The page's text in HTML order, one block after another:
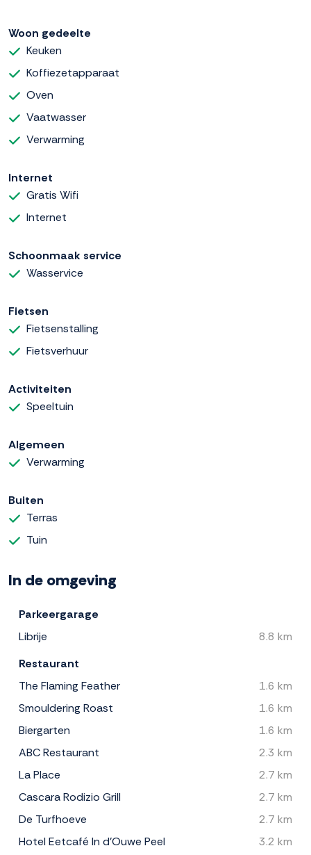
Woon gedeelte
Keuken
Koffiezetapparaat
Oven
Vaatwasser
Verwarming
Internet
Gratis Wifi
Internet
Schoonmaak service
Wasservice
Fietsen
Fietsenstalling
Fietsverhuur
Activiteiten
Speeltuin
Algemeen
Verwarming
Buiten
Terras
Tuin
In de omgeving
Parkeergarage
Librije
8.8 km
Restaurant
The Flaming Feather
1.6 km
Smouldering Roast
1.6 km
Biergarten
1.6 km
ABC Restaurant
2.3 km
La Place
2.7 km
Cascara Rodizio Grill
2.7 km
De Turfhoeve
2.7 km
Hotel Eetcafé In d'Ouwe Peel
3.2 km